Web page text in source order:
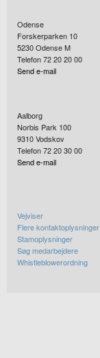
Odense
Forskerparken 10
5230Odense M
Telefon 72 20 20 00
Send e-mail
Aalborg
Norbis Park 100
9310Vodskov
Telefon 72 20 30 00
Send e-mail
Vejviser
Flere kontaktoplysninger
Stamoplysninger
Søg medarbejdere
Whistleblowerordning